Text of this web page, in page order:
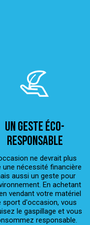
Un geste éco-
responsable
ne devrait plus
une nécessité financière
aussi un geste pour
En achetant
vendant votre matériel
sport d'occasion, vous
le gaspillage et vous
responsable.